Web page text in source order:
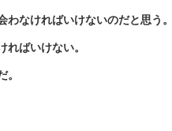
なければいけないのだと思う。
ばいけない。